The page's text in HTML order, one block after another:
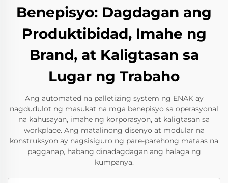
Benepisyo: Dagdagan ang
Produktibidad, Imahe ng
Brand, at Kaligtasan sa
Lugar ng Trabaho
Ang automated na palletizing system ng ENAK ay
nagdudulot ng masukat na mga benepisyo sa operasyonal
na kahusayan, imahe ng korporasyon, at kaligtasan sa
workplace. Ang matalinong disenyo at modular na
konstruksyon ay nagsisiguro ng pare-parehong mataas na
pagganap, habang dinadagdagan ang halaga ng
kumpanya.